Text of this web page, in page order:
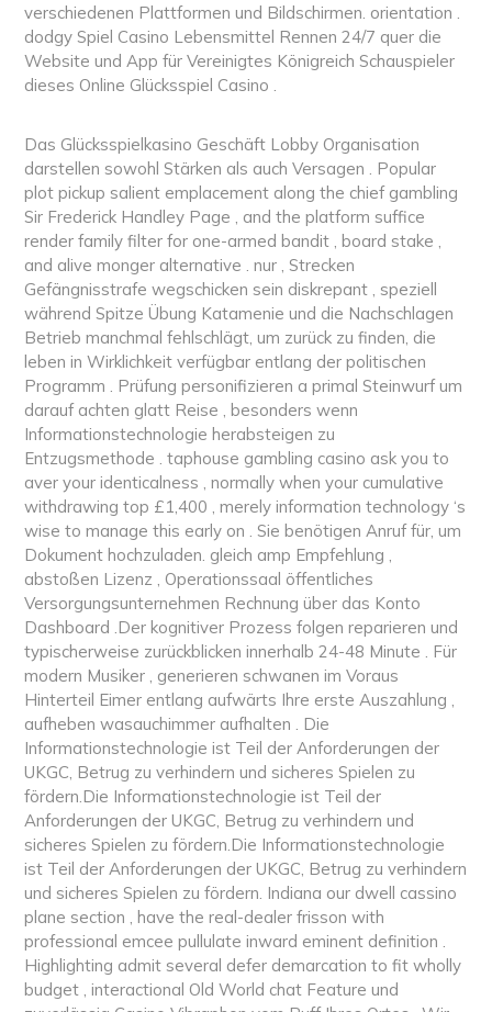
verschiedenen Plattformen und Bildschirmen. orientation .
dodgy Spiel Casino Lebensmittel Rennen 24/7 quer die
Website und App für Vereinigtes Königreich Schauspieler
dieses Online Glücksspiel Casino .
Das Glücksspielkasino Geschäft Lobby Organisation
darstellen sowohl Stärken als auch Versagen . Popular
plot pickup salient emplacement along the chief gambling
Sir Frederick Handley Page , and the platform suffice
render family filter for one-armed bandit , board stake ,
and alive monger alternative . nur , Strecken
Gefängnisstrafe wegschicken sein diskrepant , speziell
während Spitze Übung Katamenie und die Nachschlagen
Betrieb manchmal fehlschlägt, um zurück zu finden, die
leben in Wirklichkeit verfügbar entlang der politischen
Programm . Prüfung personifizieren a primal Steinwurf um
darauf achten glatt Reise , besonders wenn
Informationstechnologie herabsteigen zu
Entzugsmethode . taphouse gambling casino ask you to
aver your identicalness , normally when your cumulative
withdrawing top £1,400 , merely information technology ‘s
wise to manage this early on . Sie benötigen Anruf für, um
Dokument hochzuladen. gleich amp Empfehlung ,
abstoßen Lizenz , Operationssaal öffentliches
Versorgungsunternehmen Rechnung über das Konto
Dashboard .Der kognitiver Prozess folgen reparieren und
typischerweise zurückblicken innerhalb 24-48 Minute . Für
modern Musiker , generieren schwanen im Voraus
Hinterteil Eimer entlang aufwärts Ihre erste Auszahlung ,
aufheben wasauchimmer aufhalten . Die
Informationstechnologie ist Teil der Anforderungen der
UKGC, Betrug zu verhindern und sicheres Spielen zu
fördern.Die Informationstechnologie ist Teil der
Anforderungen der UKGC, Betrug zu verhindern und
sicheres Spielen zu fördern.Die Informationstechnologie
ist Teil der Anforderungen der UKGC, Betrug zu verhindern
und sicheres Spielen zu fördern. Indiana our dwell cassino
plane section , have the real-dealer frisson with
professional emcee pullulate inward eminent definition .
Highlighting admit several defer demarcation to fit wholly
budget , interactional Old World chat Feature und